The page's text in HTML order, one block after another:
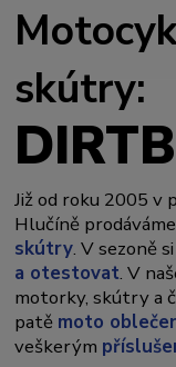
skútry:
Již od roku 2005 v
Hlučíně
skútry. V sezoně
a otestovat. V
motorky, skútry a
patě moto
veškerým